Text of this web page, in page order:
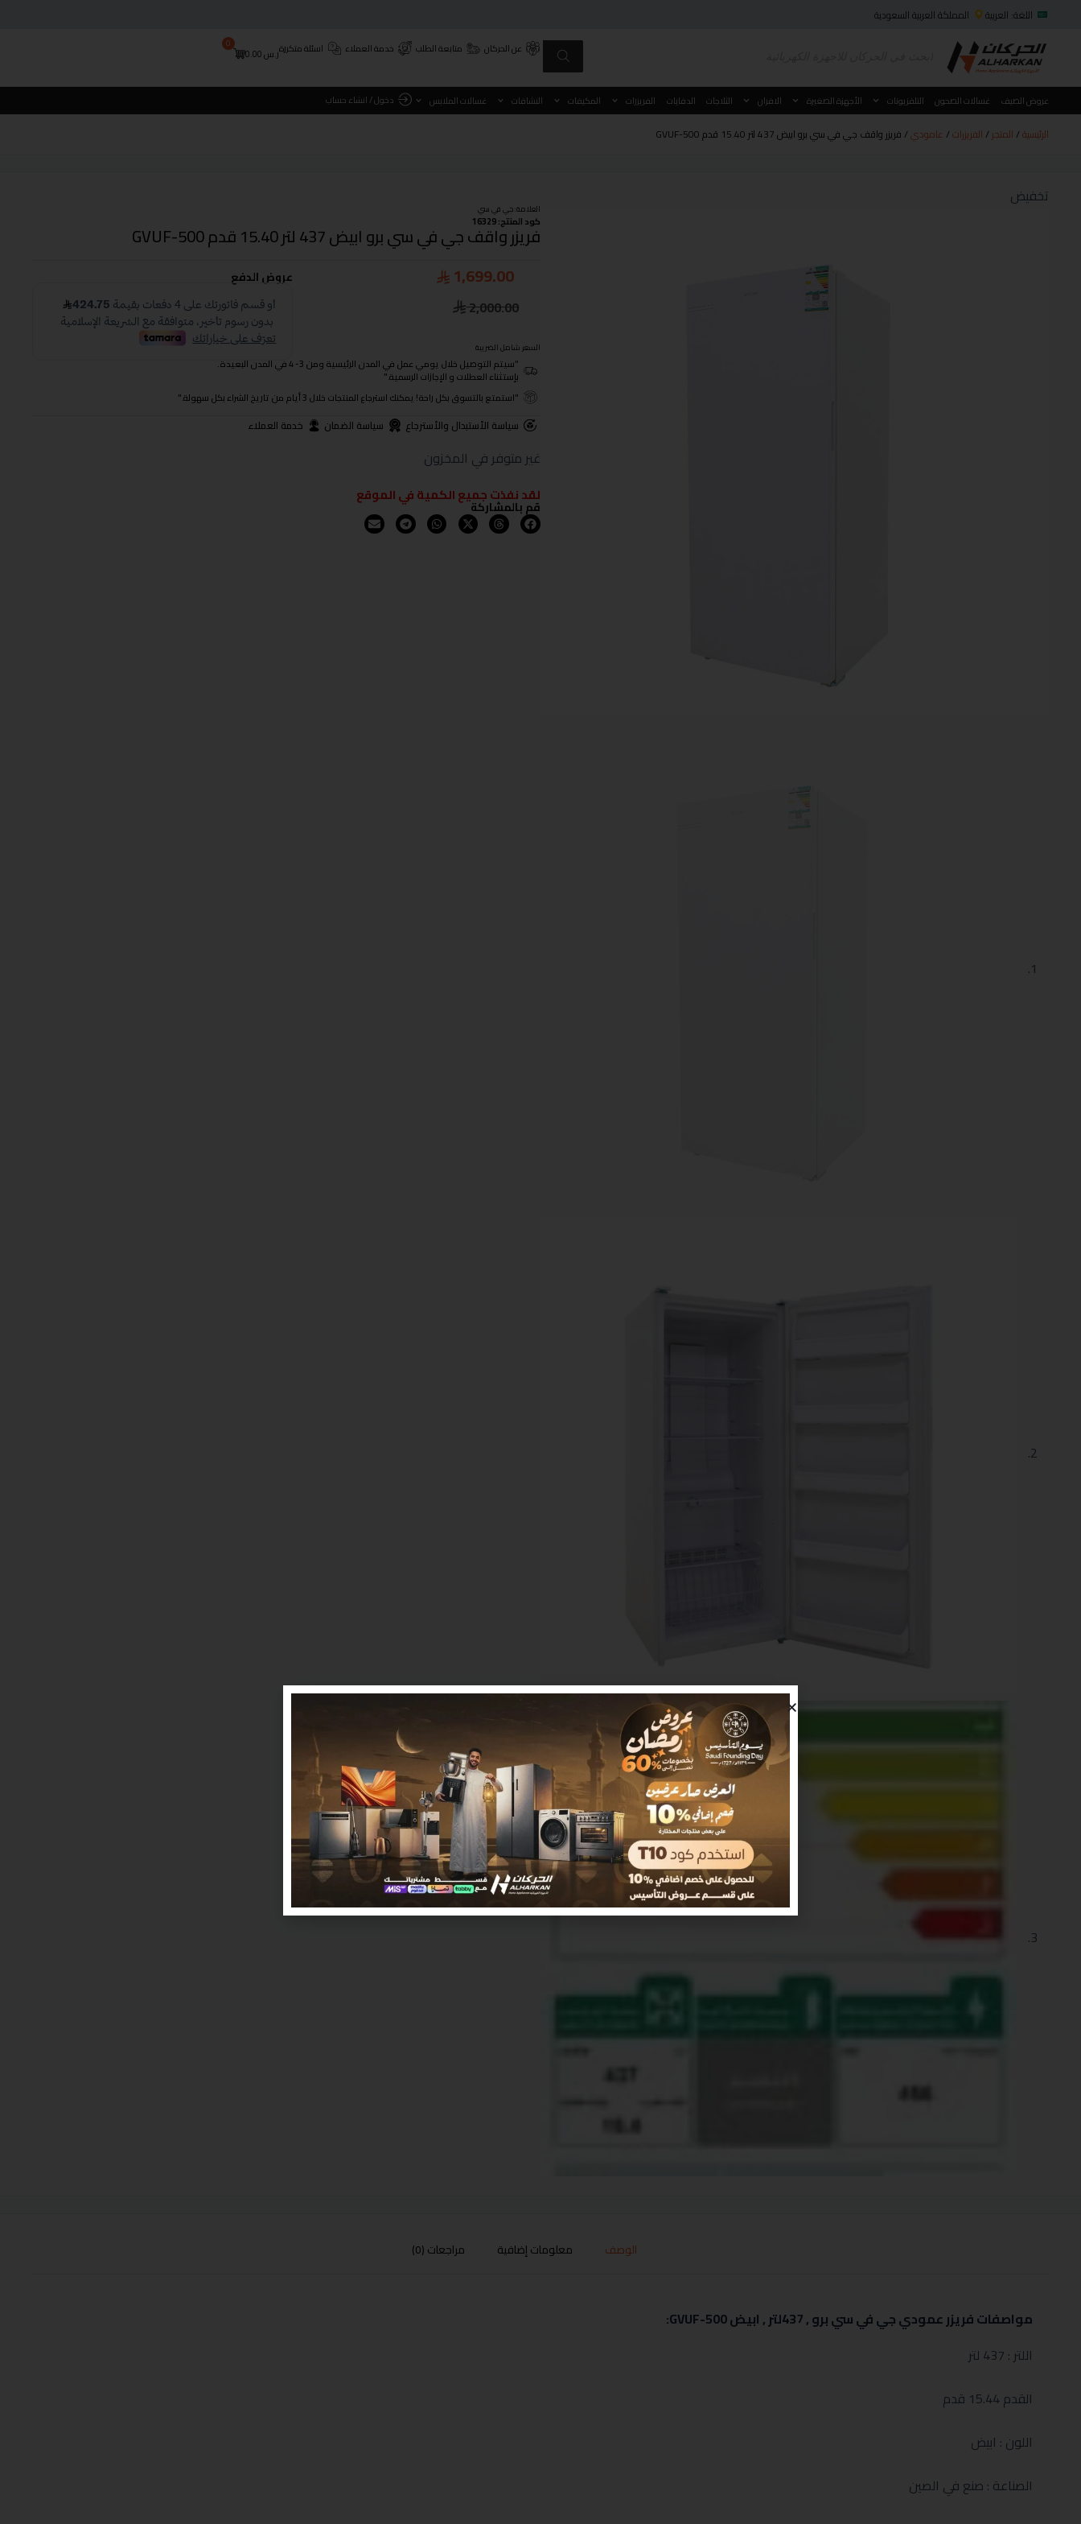
اللغة: العربية المملكة العربية السعودية
عن الحركان متابعة الطلب خدمة العملاء اسئلة متكررةر.س0.00
0
عروض الصيف غسالات الصحون التلفزيونات الأجهزة الصغيرة الافران الثلاجات الدفايات الفريزرات المكيفات النشافات غسالات الملابس دخول / انشاء حساب
الرئيسية/ المتجر / الفريزرات/ عامودي/ فريزر واقف جي في سي برو ابيض 437 لتر 15.40 قدم GVUF-500
تخفيض
العلامة:جي في سي
كود المنتج: 16329
فريزر واقف جي في سي برو ابيض 437 لتر 15.40 قدم GVUF-500
2,000.00
1,699.00
السعر شامل الضريبة
عروض الدفع
"سيتم التوصيل خلال يومي عمل في المدن الرئيسية ومن 3- 4 في المدن البعيدة.
بإستثناء العطلات و الإجازات الرسمية."
"استمتع بالتسوق بكل راحة! يمكنك استرجاع المنتجات خلال 3 أيام من تاريخ الشراء بكل سهولة."
سياسة الأستبدال والأسترجاع سياسة الضمان خدمة العملاء
غير متوفر في المخزون
لقد نفذت جميع الكمية في الموقع
قم بالمشاركة
الوصف معلومات إضافية مراجعات (0)
مواصفات فريزر عمودي جي في سي برو , 437لتر , ابيض GVUF-500:
اللتر : 437 لتر
القدم 15.44 قدم
اللون : ابيض
الصناعة : صنع في الصين